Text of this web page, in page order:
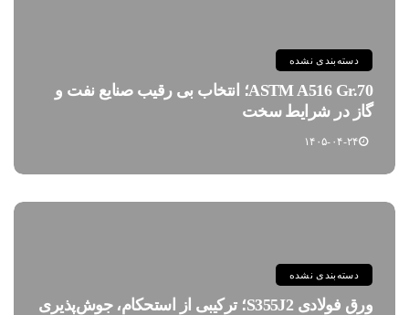
دسته‌بندی نشده
ASTM A516 Gr.70؛ انتخاب بی رقیب صنایع نفت و
گاز در شرایط سخت
۱۴۰۵-۰۴-۲۴
دسته‌بندی نشده
ورق فولادی S355J2؛ ترکیبی از استحکام، جوش‌پذیری